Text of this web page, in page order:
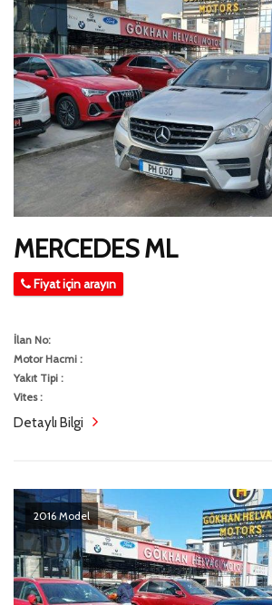
MERCEDES ML
Fiyat için arayın
İlan No:
Motor Hacmi :
Yakıt Tipi :
Vites :
Detaylı Bilgi
2016 Model